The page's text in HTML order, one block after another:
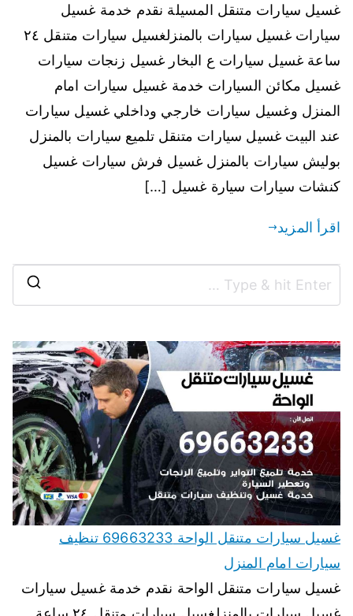
غسيل سيارات متنقل المسيلة نقدم خدمة غسيل
سيارات غسيل سيارات بالمنزلغسيل سيارات متنقل ٢٤
ساعة غسيل سيارات ع البخار غسيل زنجات سيارات
غسيل مكائن السيارات خدمة غسيل سيارات امام
المنزل وغسيل سيارات خارجي وداخلي غسيل سيارات
عند البيت غسيل سيارات متنقل تلميع سيارات بالمنزل
بوليش سيارات بالمنزل غسيل فرش سيارات غسيل
كنشات سيارات سيارة غسيل […]
اقرأ المزيد
غسيل سيارات متنقل الواحة 69663233 تنظيف
سيارات امام المنزل
غسيل سيارات متنقل الواحة نقدم خدمة غسيل سيارات